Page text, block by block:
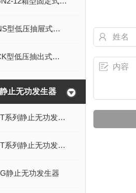
型低压抽屉式开关柜
型低压抽出式开关柜
止无功发生器
系列静止无功发生器
系列静止无功发生器
静止无功发生器